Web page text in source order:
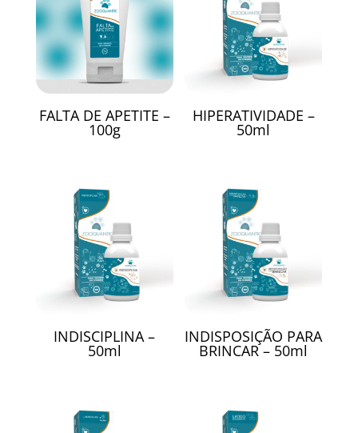
FALTA DE APETITE –
100g
HIPERATIVIDADE –
50ml
INDISCIPLINA –
50ml
INDISPOSIÇÃO PARA
BRINCAR – 50ml